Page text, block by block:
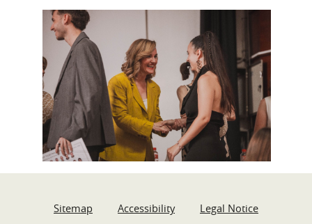
Sitemap Accessibility Legal Notice